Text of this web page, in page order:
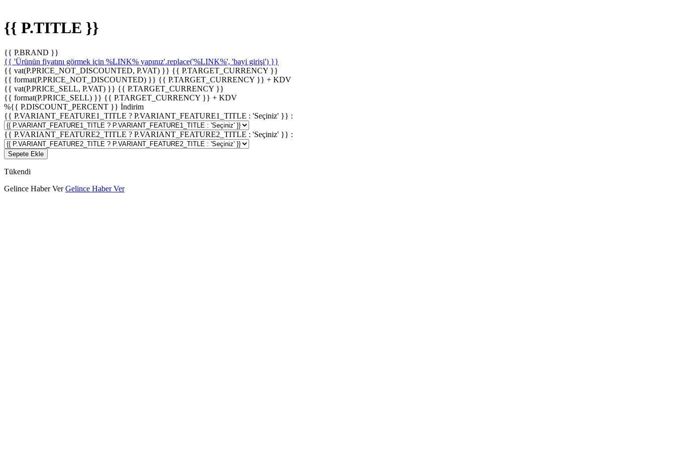
{{ P.TITLE }}
{{ P.BRAND }}
{{ 'Ürünün fiyatını görmek için %LINK% yapınız'.replace('%LINK%', 'bayi girişi') }}
{{ vat(P.PRICE_NOT_DISCOUNTED, P.VAT) }} {{ P.TARGET_CURRENCY }}
{{ format(P.PRICE_NOT_DISCOUNTED) }} {{ P.TARGET_CURRENCY }} + KDV
{{ vat(P.PRICE_SELL, P.VAT) }} {{ P.TARGET_CURRENCY }}
{{ format(P.PRICE_SELL) }} {{ P.TARGET_CURRENCY }} + KDV
%{{ P.DISCOUNT_PERCENT }} İndirim
{{ P.VARIANT_FEATURE1_TITLE ? P.VARIANT_FEATURE1_TITLE : 'Seçiniz' }} :
{{ P.VARIANT_FEATURE2_TITLE ? P.VARIANT_FEATURE2_TITLE : 'Seçiniz' }} :
Sepete Ekle
Tükendi
Gelince Haber Ver Gelince Haber Ver